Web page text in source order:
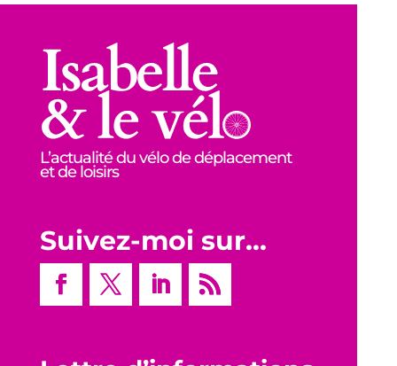
L’actualité du vélo de déplacement
et de loisirs
Suivez-moi sur…